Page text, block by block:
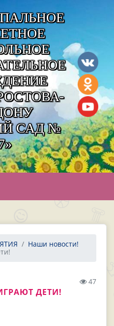
САД №
Наши новости!
47
ДЕТИ!